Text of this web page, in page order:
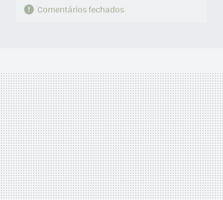
Comentários fechados